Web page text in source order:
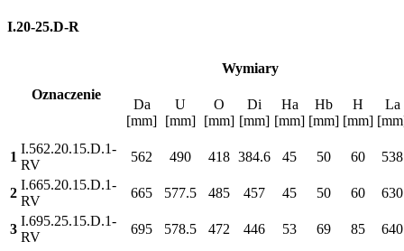
I.20-25.D-R
Oznaczenie
Wymiary
Da
[mm]
U
[mm]
O
[mm]
Di
[mm]
Ha
[mm]
Hb
[mm]
H
[mm]
La
1
I.562.20.15.D.1-
RV
562 490 418 384.6 45 50 60 538
2
I.665.20.15.D.1-
RV
665 577.5 485 457 45 50 60 630
3
I.695.25.15.D.1-
RV
695 578.5 472 446 53 69 85 640